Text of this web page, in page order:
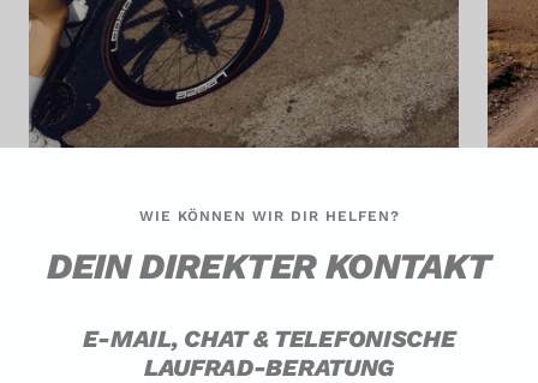
WIE KÖNNEN WIR DIR HELFEN?
DEIN DIREKTER KONTAKT
E-MAIL, CHAT & TELEFONISCHE
LAUFRAD-BERATUNG